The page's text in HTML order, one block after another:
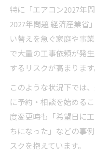
特に「エアコン2027年
2027年問題 経済産業省
い替えを急ぐ家庭や事
で大量の工事依頼が発
するリスクが高まります
このような状況下では
に予約・相談を始める
度変更時も「希望日に
ちになった」などの事
スクを抱えています。